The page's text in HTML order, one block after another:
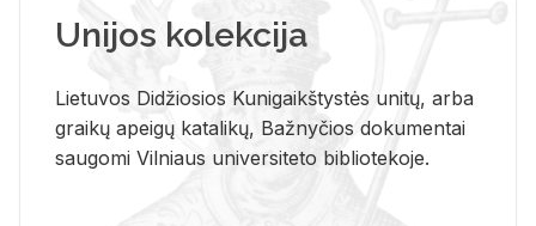
Unijos kolekcija
Lietuvos Didžiosios Kunigaikštystės unitų, arba
graikų apeigų katalikų, Bažnyčios dokumentai
saugomi Vilniaus universiteto bibliotekoje.